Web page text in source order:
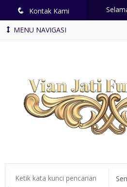
q Kontak Kami
MENU NAVIGASI